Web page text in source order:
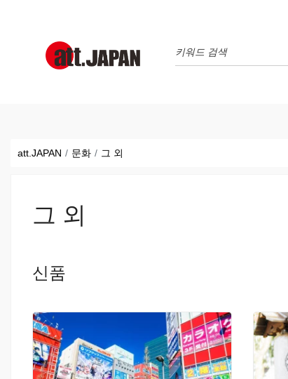
att.JAPAN 문화 그 외
그 외
신품